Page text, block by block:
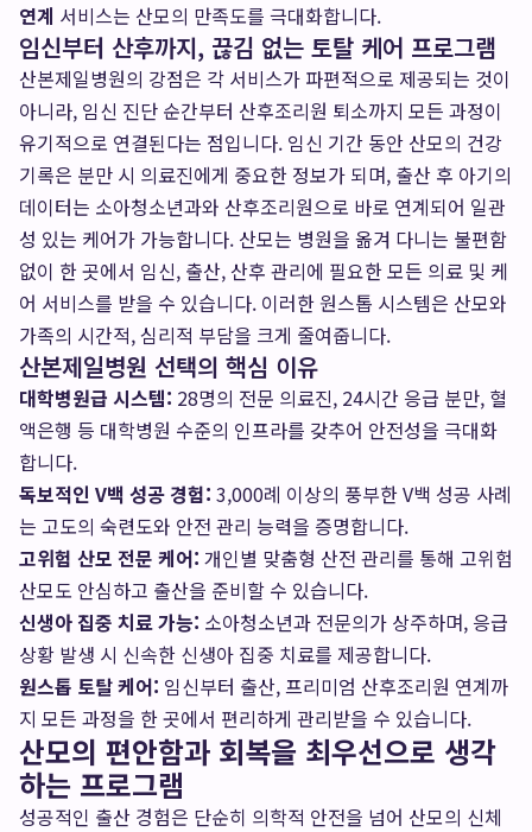
연계 서비스는 산모의 만족도를 극대화합니다.
임신부터 산후까지, 끊김 없는 토탈 케어 프로그램
산본제일병원의 강점은 각 서비스가 파편적으로 제공되는 것이
아니라, 임신 진단 순간부터 산후조리원 퇴소까지 모든 과정이
유기적으로 연결된다는 점입니다. 임신 기간 동안 산모의 건강
기록은 분만 시 의료진에게 중요한 정보가 되며, 출산 후 아기의
데이터는 소아청소년과와 산후조리원으로 바로 연계되어 일관
성 있는 케어가 가능합니다. 산모는 병원을 옮겨 다니는 불편함
없이 한 곳에서 임신, 출산, 산후 관리에 필요한 모든 의료 및 케
어 서비스를 받을 수 있습니다. 이러한 원스톱 시스템은 산모와
가족의 시간적, 심리적 부담을 크게 줄여줍니다.
산본제일병원 선택의 핵심 이유
대학병원급 시스템: 28명의 전문 의료진, 24시간 응급 분만, 혈
액은행 등 대학병원 수준의 인프라를 갖추어 안전성을 극대화
합니다.
독보적인 V백 성공 경험: 3,000례 이상의 풍부한 V백 성공 사례
는 고도의 숙련도와 안전 관리 능력을 증명합니다.
고위험 산모 전문 케어: 개인별 맞춤형 산전 관리를 통해 고위험
산모도 안심하고 출산을 준비할 수 있습니다.
신생아 집중 치료 가능: 소아청소년과 전문의가 상주하며, 응급
상황 발생 시 신속한 신생아 집중 치료를 제공합니다.
원스톱 토탈 케어: 임신부터 출산, 프리미엄 산후조리원 연계까
지 모든 과정을 한 곳에서 편리하게 관리받을 수 있습니다.
산모의 편안함과 회복을 최우선으로 생각
하는 프로그램
성공적인 출산 경험은 단순히 의학적 안전을 넘어 산모의 신체